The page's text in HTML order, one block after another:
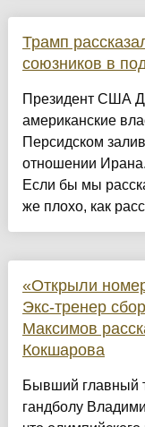
Трамп
союзников в
Президент США
американские
Персидском
отношении
Если бы мы
же плохо, как
«Открыли
Экс‑тренер
Максимов
Кокшарова
Бывший главный
гандболу